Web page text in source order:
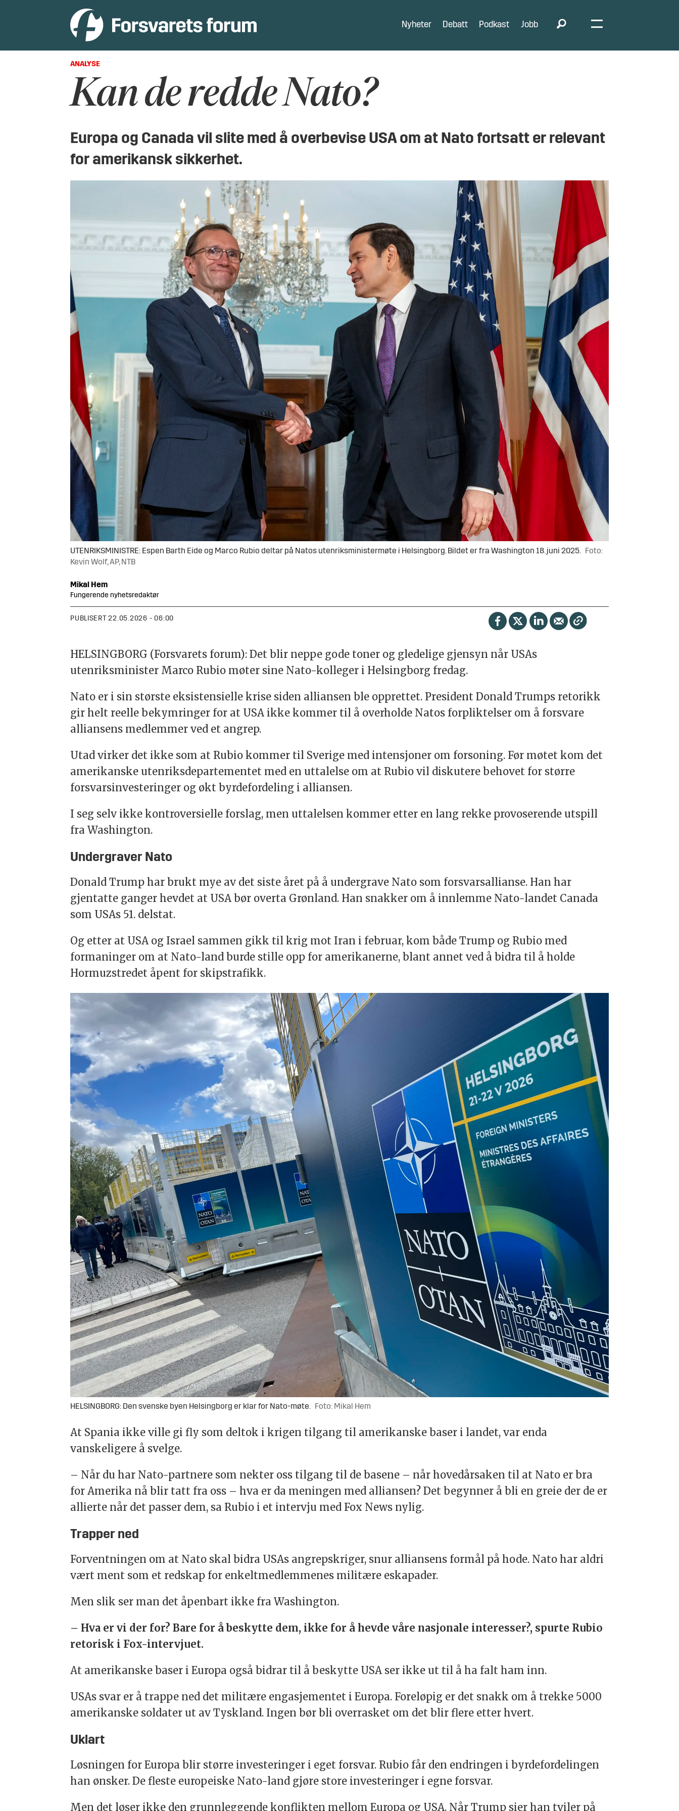
Nyheter Debatt Podkast Jobb
ANALYSE
Kan de redde Nato?
Europa og Canada vil slite med å overbevise USA om at Nato fortsatt er relevant
for amerikansk sikkerhet.
UTENRIKSMINISTRE: Espen Barth Eide og Marco Rubio deltar på Natos utenriksministermøte i Helsingborg. Bildet er fra Washington 18. juni 2025.
Foto:
Kevin Wolf, AP, NTB
Mikal Hem
Fungerende nyhetsredaktør
PUBLISERT 22.05.2026 - 06:00
HELSINGBORG (Forsvarets forum): Det blir neppe gode toner og gledelige gjensyn når USAs
utenriksminister Marco Rubio møter sine Nato-kolleger i Helsingborg fredag.
Nato er i sin største eksistensielle krise siden alliansen ble opprettet. President Donald Trumps retorikk
gir helt reelle bekymringer for at USA ikke kommer til å overholde Natos forpliktelser om å forsvare
alliansens medlemmer ved et angrep.
Utad virker det ikke som at Rubio kommer til Sverige med intensjoner om forsoning. Før møtet kom det
amerikanske utenriksdepartementet med en uttalelse om at Rubio vil diskutere behovet for større
forsvarsinvesteringer og økt byrdefordeling i alliansen.
I seg selv ikke kontroversielle forslag, men uttalelsen kommer etter en lang rekke provoserende utspill
fra Washington.
Undergraver Nato
Donald Trump har brukt mye av det siste året på å undergrave Nato som forsvarsallianse. Han har
gjentatte ganger hevdet at USA bør overta Grønland. Han snakker om å innlemme Nato-landet Canada
som USAs 51. delstat.
Og etter at USA og Israel sammen gikk til krig mot Iran i februar, kom både Trump og Rubio med
formaninger om at Nato-land burde stille opp for amerikanerne, blant annet ved å bidra til å holde
Hormuzstredet åpent for skipstrafikk.
HELSINGBORG: Den svenske byen Helsingborg er klar for Nato-møte. Foto: Mikal Hem
At Spania ikke ville gi fly som deltok i krigen tilgang til amerikanske baser i landet, var enda
vanskeligere å svelge.
– Når du har Nato-partnere som nekter oss tilgang til de basene – når hovedårsaken til at Nato er bra
for Amerika nå blir tatt fra oss – hva er da meningen med alliansen? Det begynner å bli en greie der de er
allierte når det passer dem, sa Rubio i et intervju med Fox News nylig.
Trapper ned
Forventningen om at Nato skal bidra USAs angrepskriger, snur alliansens formål på hode. Nato har aldri
vært ment som et redskap for enkeltmedlemmenes militære eskapader.
Men slik ser man det åpenbart ikke fra Washington.
– Hva er vi der for? Bare for å beskytte dem, ikke for å hevde våre nasjonale interesser?, spurte Rubio
retorisk i Fox-intervjuet.
At amerikanske baser i Europa også bidrar til å beskytte USA ser ikke ut til å ha falt ham inn.
USAs svar er å trappe ned det militære engasjementet i Europa. Foreløpig er det snakk om å trekke 5000
amerikanske soldater ut av Tyskland. Ingen bør bli overrasket om det blir flere etter hvert.
Uklart
Løsningen for Europa blir større investeringer i eget forsvar. Rubio får den endringen i byrdefordelingen
han ønsker. De fleste europeiske Nato-land gjøre store investeringer i egne forsvar.
Men det løser ikke den grunnleggende konflikten mellom Europa og USA. Når Trump sier han tviler på